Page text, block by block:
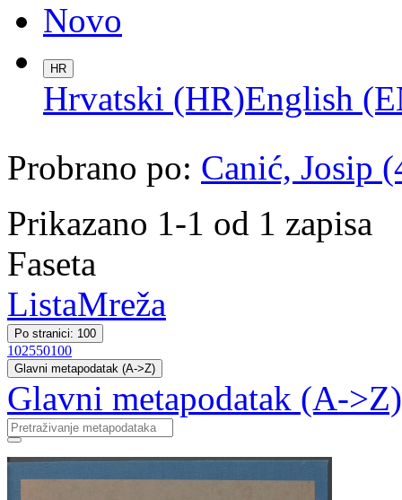
Novo
HR
Hrvatski (HR)English
Probrano po: Canić, Josip
Prikazano 1-1 od 1 zapisa
Faseta
ListaMreža
Po stranici: 100
102550100
Glavni metapodatak (A->Z)
Glavni metapodatak (A->Z)